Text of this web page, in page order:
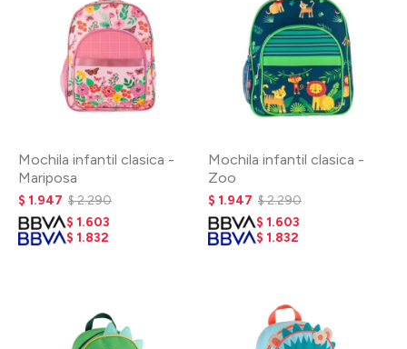
Mochila infantil clasica -
Mariposa
$ 1.947 $2.290
$ 1.603
$ 1.832
Mochila infantil clasica -
Zoo
$ 1.947 $2.290
$ 1.603
$ 1.832